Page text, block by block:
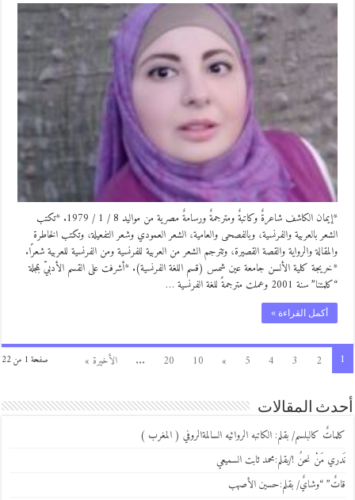
*إيمان الكاشف شاعرةٌ وكاتبةٌ ومترجمةٌ ورسامةٌ مصرية من مواليد 8 / 1 / 1979. *تكتب
الشعر بالعربية والفرنسية، وبالفصحى والعامية، الشعر العمودي وشعر التفعيلة، وتكتب الخاطرة
والمقالة والرواية والقصة القصيرة، وتترجم الشعر من العربية للفرنسية ومن الفرنسية للعربية شعرًا.
*خريجة كلية الألسن جامعة عين شمس (قسم اللغة الفرنسية). *أشرفت على القسم الأدبيّ بمجلة
“كلمتنا” سنة 2001 وعملت مترجمةً للغة الفرنسية …
أكمل القراءة »
صفحة 1 من 22 1
2
3
4
5
»
10
20
... الأخيرة »
أحدث المقالات
كلماتٌ كالبلسم/ بقلم: الكاتبه الروائيه السالمةالروفي ( المغرب )
نَدري مَنْ نحنُ !/بقلم:محمد ثابت السميعي
قاتٌ” “وشايٌ/ بقلم:حسين الأصهب